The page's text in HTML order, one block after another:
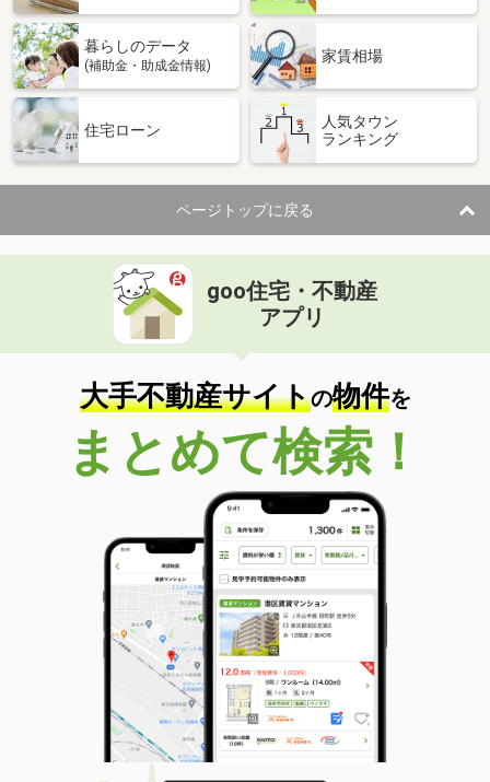
暮らしのデータ
(補助金・助成金情報)
家賃相場
住宅ローン
人気タウン
ランキング
ページトップに戻る
goo住宅・不動産
アプリ
大手不動産サイトの物件を
まとめて検索！